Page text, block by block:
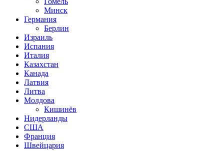
Минск
Германия
Берлин
Израиль
Испания
Италия
Казахстан
Канада
Латвия
Литва
Молдова
Кишинёв
Нидерланды
США
Франция
Швейцария